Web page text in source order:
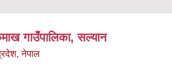
गाउँपालिका, सल्यान
नेपाल